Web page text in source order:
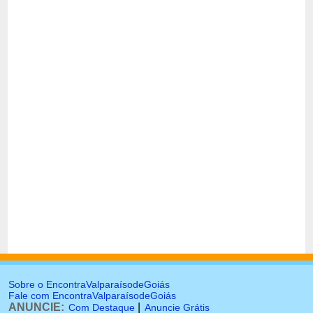
Sobre o EncontraValparaísodeGoiás
Fale com EncontraValparaísodeGoiás
ANUNCIE: Com Destaque Anuncie Grátis